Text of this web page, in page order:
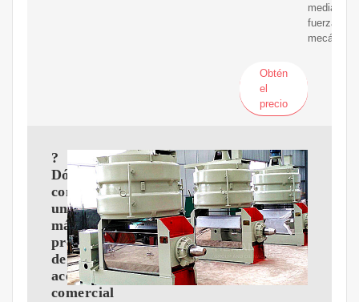
mediante
fuerza
mecánica.
Obtén
el
precio
?
Dónde
comprar
una
máquina
prensadora
de
aceite
comercial